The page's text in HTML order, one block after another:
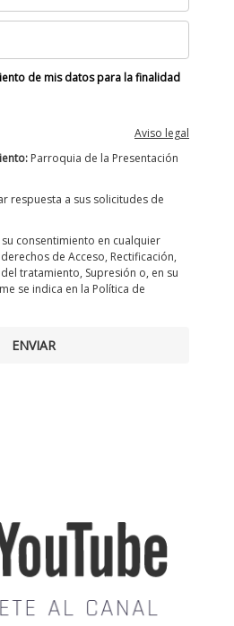
de mis datos para la finalidad
Aviso legal
Parroquia de la Presentación
respuesta a sus solicitudes de
consentimiento en cualquier
de Acceso, Rectificación,
tratamiento, Supresión o, en su
se indica en la Política de
ENVIAR